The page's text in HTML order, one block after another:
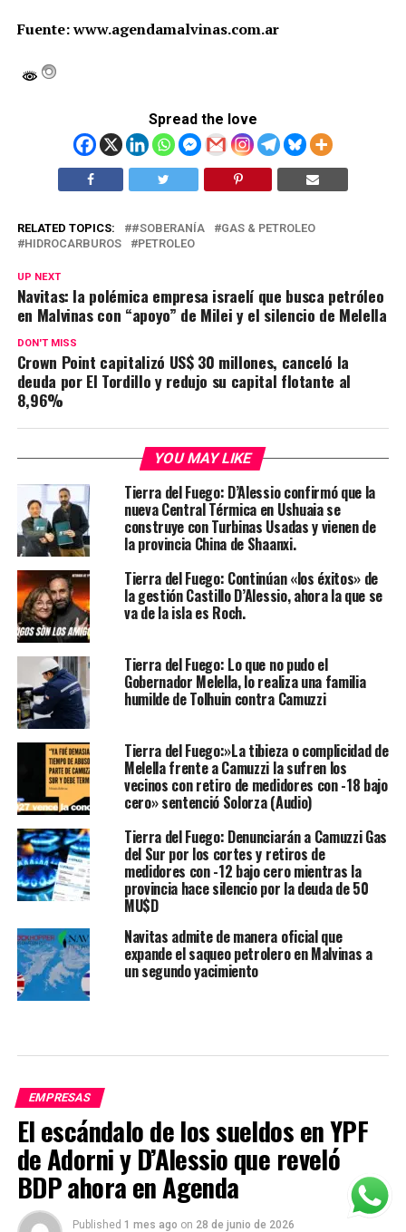
Fuente: www.agendamalvinas.com.ar
Spread the love
RELATED TOPICS: #SOBERANÍA
GAS & PETROLEO
HIDROCARBUROS
PETROLEO
UP NEXT
Navitas: la polémica empresa israelí que busca petróleo
en Malvinas con “apoyo” de Milei y el silencio de Melella
DON'T MISS
Crown Point capitalizó US$ 30 millones, canceló la
deuda por El Tordillo y redujo su capital flotante al
8,96%
YOU MAY LIKE
Tierra del Fuego: D’Alessio confirmó que la
nueva Central Térmica en Ushuaia se
construye con Turbinas Usadas y vienen de
la provincia China de Shaanxi.
Tierra del Fuego: Continúan «los éxitos» de
la gestión Castillo D’Alessio, ahora la que se
va de la isla es Roch.
Tierra del Fuego: Lo que no pudo el
Gobernador Melella, lo realiza una familia
humilde de Tolhuin contra Camuzzi
Tierra del Fuego:»La tibieza o complicidad de
Melella frente a Camuzzi la sufren los
vecinos con retiro de medidores con -18 bajo
cero» sentenció Solorza (Audio)
Tierra del Fuego: Denunciarán a Camuzzi Gas
del Sur por los cortes y retiros de
medidores con -12 bajo cero mientras la
provincia hace silencio por la deuda de 50
MU$D
Navitas admite de manera oficial que
expande el saqueo petrolero en Malvinas a
un segundo yacimiento
EMPRESAS
El escándalo de los sueldos en YPF
de Adorni y D’Alessio que reveló
BDP ahora en Agenda
Published 1 mes ago on 28 de junio de 2026